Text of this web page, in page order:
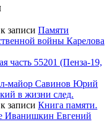
к записи Памяти
войны Карелова
часть 55201 (Пенза-19,
майор Савинов Юрий
в жизни след.
к записи Книга памяти.
Иванишкин Евгений